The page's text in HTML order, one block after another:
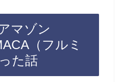
マゾン
（フルミ
た話